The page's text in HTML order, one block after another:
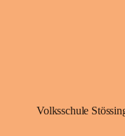
Volksschule